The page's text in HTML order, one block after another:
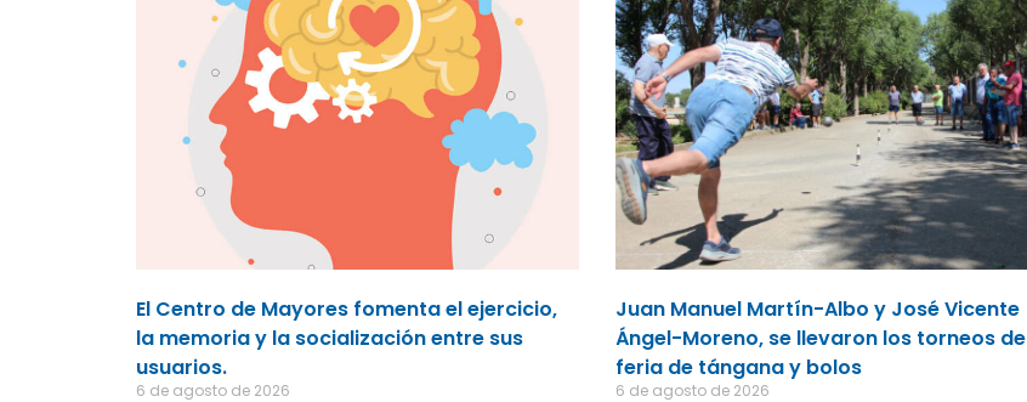
El Centro de Mayores fomenta el ejercicio,
la memoria y la socialización entre sus
usuarios.
6 de agosto de 2026
Juan Manuel Martín-Albo y José Vicente
Ángel-Moreno, se llevaron los torneos de
feria de tángana y bolos
6 de agosto de 2026